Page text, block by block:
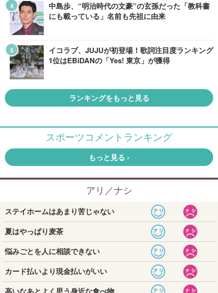
中島歩、“明治時代の文豪”の玄孫だった「教科書
にも載っている」名前も先祖に由来
イコラブ、JUJUが初登場！歌詞注目度ランキング
1位はEBiDANの「Yes! 東京」が獲得
ランキングをもっと見る